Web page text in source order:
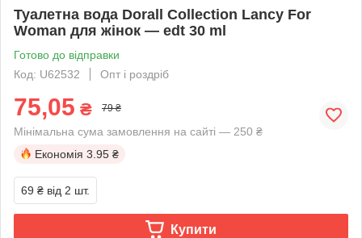
Туалетна вода Dorall Collection Lancy For
Woman для жінок — edt 30 ml
Готово до відправки
Код: U62532
Опт і роздріб
75,05 ₴ 79 ₴
Мінімальна сума замовлення на сайті — 250 ₴
Економія 3.95 ₴
69 ₴ від 2 шт.
Купити